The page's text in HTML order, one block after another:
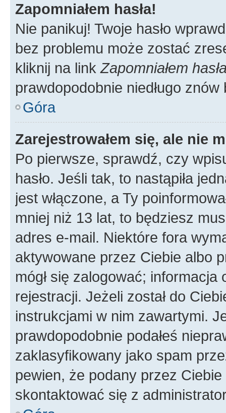
Zapomniałem hasła!
Nie panikuj! Twoje hasło
bez problemu może zostać
kliknij na linkZapomniałem
prawdopodobnie niedługo
Góra
Zarejestrowałem się, ale nie
Po pierwsze, sprawdź, czy
hasło. Jeśli tak, to nastąpiła
jest włączone, a Ty
mniej niż 13 lat, to będziesz
adres e-mail. Niektóre fora
aktywowane przez Ciebie albo
mógł się zalogować;
rejestracji. Jeżeli został do
instrukcjami w nim zawartymi.
prawdopodobnie podałeś
zaklasyfikowany jako spam
pewien, że podany przez
skontaktować się z